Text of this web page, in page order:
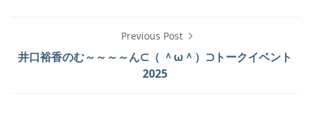
Previous Post
井口裕香のむ～～～～ん⊂（ ＾ω＾）⊃トークイベント
2025